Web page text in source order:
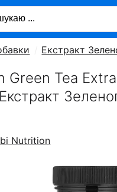
Екстракт
Green Tea
Nutrition